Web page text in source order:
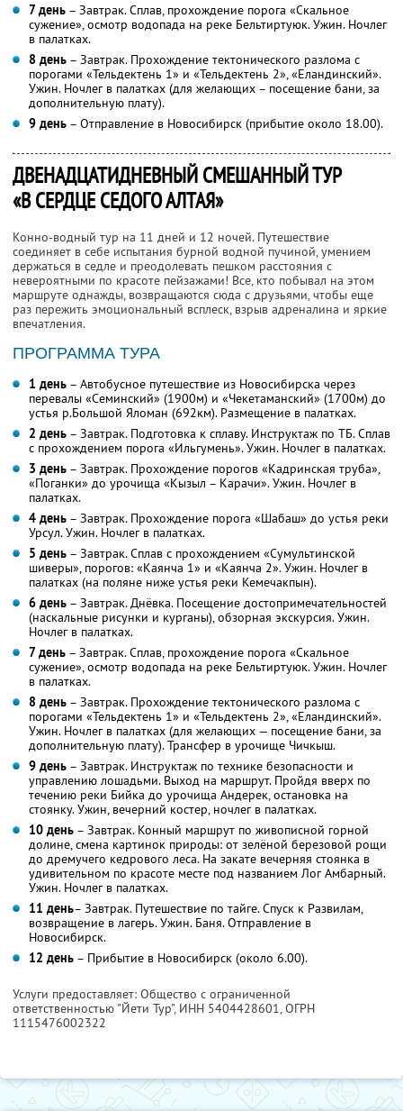
7 день – Завтрак. Сплав, прохождение порога «Скальное
сужение», осмотр водопада на реке Бельтиртуюк. Ужин. Ночлег
в палатках.
8 день – Завтрак. Прохождение тектонического разлома с
порогами «Тельдектень 1» и «Тельдектень 2», «Еландинский».
Ужин. Ночлег в палатках (для желающих – посещение бани, за
дополнительную плату).
9 день – Отправление в Новосибирск (прибытие около 18.00).
ДВЕНАДЦАТИДНЕВНЫЙ СМЕШАННЫЙ ТУР
«В СЕРДЦЕ СЕДОГО АЛТАЯ»
Конно-водный тур на 11 дней и 12 ночей. Путешествие
соединяет в себе испытания бурной водной пучиной, умением
держаться в седле и преодолевать пешком расстояния с
невероятными по красоте пейзажами! Все, кто побывал на этом
маршруте однажды, возвращаются сюда с друзьями, чтобы еще
раз пережить эмоциональный всплеск, взрыв адреналина и яркие
впечатления.
ПРОГРАММА ТУРА
1 день – Автобусное путешествие из Новосибирска через
перевалы «Семинский» (1900м) и «Чекетаманский» (1700м) до
устья р.Большой Яломан (692км). Размещение в палатках.
2 день – Завтрак. Подготовка к сплаву. Инструктаж по ТБ. Сплав
с прохождением порога «Ильгумень». Ужин. Ночлег в палатках.
3 день – Завтрак. Прохождение порогов «Кадринская труба»,
«Поганки» до урочища «Кызыл – Карачи». Ужин. Ночлег в
палатках.
4 день – Завтрак. Прохождение порога «Шабаш» до устья реки
Урсул. Ужин. Ночлег в палатках.
5 день – Завтрак. Сплав с прохождением «Сумультинской
шиверы», порогов: «Каянча 1» и «Каянча 2». Ужин. Ночлег в
палатках (на поляне ниже устья реки Кемечакпын).
6 день – Завтрак. Днёвка. Посещение достопримечательностей
(наскальные рисунки и курганы), обзорная экскурсия. Ужин.
Ночлег в палатках.
7 день – Завтрак. Сплав, прохождение порога «Скальное
сужение», осмотр водопада на реке Бельтиртуюк. Ужин. Ночлег
в палатках.
8 день – Завтрак. Прохождение тектонического разлома с
порогами «Тельдектень 1» и «Тельдектень 2», «Еландинский».
Ужин. Ночлег в палатках (для желающих — посещение бани, за
дополнительную плату). Трансфер в урочище Чичкыш.
9 день – Завтрак. Инструктаж по технике безопасности и
управлению лошадьми. Выход на маршрут. Пройдя вверх по
течению реки Бийка до урочища Андерек, остановка на
стоянку. Ужин, вечерний костер, ночлег в палатках.
10 день – Завтрак. Конный маршрут по живописной горной
долине, смена картинок природы: от зелёной березовой рощи
до дремучего кедрового леса. На закате вечерняя стоянка в
удивительном по красоте месте под названием Лог Амбарный.
Ужин. Ночлег в палатках.
11 день– Завтрак. Путешествие по тайге. Спуск к Развилам,
возвращение в лагерь. Ужин. Баня. Отправление в
Новосибирск.
12 день – Прибытие в Новосибирск (около 6.00).
Услуги предоставляет: Общество с ограниченной
ответственностью "Йети Тур", ИНН 5404428601, ОГРН
1115476002322